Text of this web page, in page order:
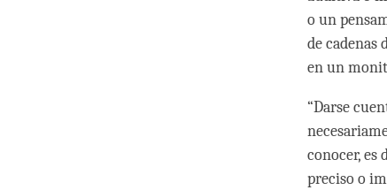
o un
de
en un
“Darse
conocer, es
preciso o